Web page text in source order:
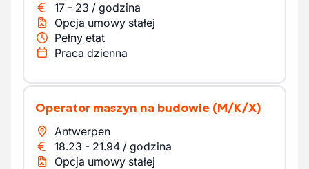
17 - 23 / godzina
Opcja umowy stałej
Pełny etat
Praca dzienna
Operator maszyn na budowie (M/K/X)
Antwerpen
18.23 - 21.94 / godzina
Opcja umowy stałej